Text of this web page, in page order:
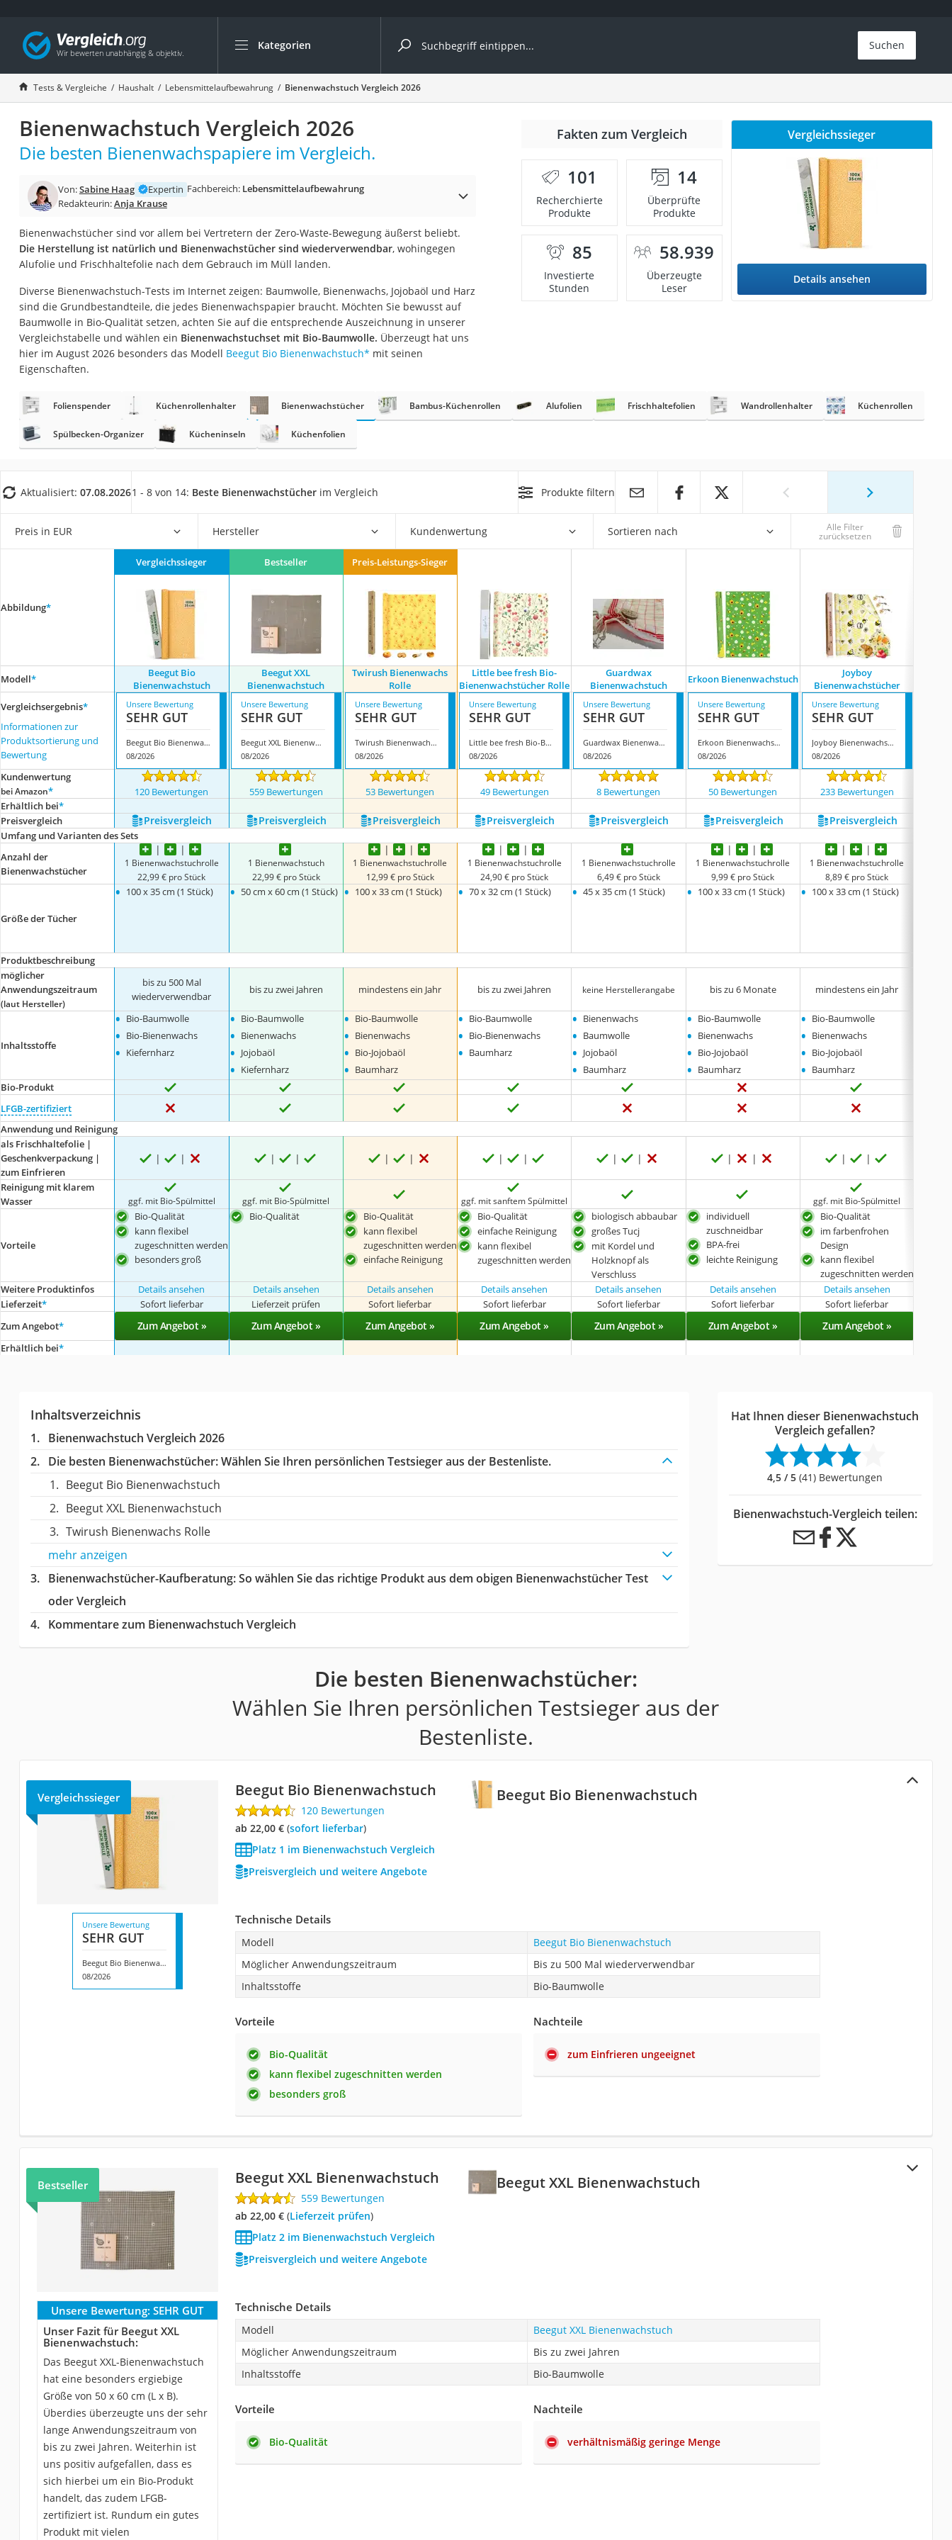
Kategorien
Die beliebtesten Vergleiche nach Kategorie
Haushalt
Wassersprudler
Zentralstaubsauger
Brotbackautomat
Wischroboter
Wäschespinne
Spülmaschinentabs
Akku-Staubsauger
AEG-Waschmaschine
Saug-Wisch-Roboter
Handstaubsauger
Kondenstrockner
Reiskocher
Heißwasserspender
Ecovacs-Saugroboter
Messerschärfer
Service
Suchen
Tests & Vergleiche Haushalt Lebensmittelaufbewahrung Bienenwachstuch Vergleich 2026
Bienenwachstuch Vergleich 2026
Die besten Bienenwachspapiere im Vergleich.
Von:Sabine Haag Expertin Fachbereich: Lebensmittelaufbewahrung
Redakteurin:Anja Krause
Bienenwachstücher sind vor allem bei Vertretern der Zero-Waste-Bewegung äußerst beliebt.
Die Herstellung ist natürlich und Bienenwachstücher sind wiederverwendbar, wohingegen
Alufolie und Frischhaltefolie nach dem Gebrauch im Müll landen.
Diverse Bienenwachstuch-Tests im Internet zeigen: Baumwolle, Bienenwachs, Jojobaöl und Harz
sind die Grundbestandteile, die jedes Bienenwachspapier braucht. Möchten Sie bewusst auf
Baumwolle in Bio-Qualität setzen, achten Sie auf die entsprechende Auszeichnung in unserer
Vergleichstabelle und wählen ein Bienenwachstuchset mit Bio-Baumwolle. Überzeugt hat uns
hier im August 2026 besonders das Modell Beegut Bio Bienenwachstuch* mit seinen
Eigenschaften.
Fakten zum Vergleich
101
Recherchierte
Produkte
14
Überprüfte
Produkte
85
Investierte
Stunden
58.939
Überzeugte
Leser
Vergleichssieger
Details ansehen
Folienspender Küchenrollenhalter Bienenwachstücher Bambus-Küchenrollen Alufolien Frischhaltefolien Wandrollenhalter Küchenrollen
Spülbecken-Organizer Kücheninseln Küchenfolien
Aktualisiert: 07.08.20261 - 8 von 14: Beste Bienenwachstücher im Vergleich Produkte filtern
Preis in EUR Hersteller Kundenwertung Sortieren nach Alle Filter
zurücksetzen
Abbildung*
Vergleichssieger Bestseller Preis-Leistungs-Sieger
Modell*
Beegut Bio
Bienenwachstuch
Beegut XXL
Bienenwachstuch
Twirush Bienenwachs
Rolle
Little bee fresh Bio-
Bienenwachstücher Rolle
Guardwax
Bienenwachstuch
Erkoon Bienenwachstuch
Joyboy
Bienenwachstücher
Vergleichsergebnis*
Informationen zur
Produktsortierung und
Bewertung
Unsere Bewertung
SEHR GUT
Beegut Bio Bienenwachstuch
08/2026
Unsere Bewertung
SEHR GUT
Beegut XXL Bienenwachstuch
08/2026
Unsere Bewertung
SEHR GUT
Twirush Bienenwachs Rolle
08/2026
Unsere Bewertung
SEHR GUT
Little bee fresh Bio-Bienenwachstücher Rolle
08/2026
Unsere Bewertung
SEHR GUT
Guardwax Bienenwachstuch
08/2026
Unsere Bewertung
SEHR GUT
Erkoon Bienenwachstuch
08/2026
Unsere Bewertung
SEHR GUT
Joyboy Bienenwachstücher
08/2026
Kundenwertung
bei Amazon* 120 Bewertungen 559 Bewertungen 53 Bewertungen 49 Bewertungen 8 Bewertungen 50 Bewertungen 233 Bewertungen
Erhältlich bei*
Preis­vergleich
Preis­vergleich Preis­vergleich Preis­vergleich Preis­vergleich Preis­vergleich Preis­vergleich Preis­vergleich
Umfang und Varianten des Sets
Anzahl der
Bienenwachstücher
1 Bienenwachstuchrolle
22,99 € pro Stück
1 Bienenwachstuch
22,99 € pro Stück
1 Bienenwachstuchrolle
12,99 € pro Stück
1 Bienenwachstuchrolle
24,90 € pro Stück
1 Bienenwachstuchrolle
6,49 € pro Stück
1 Bienenwachstuchrolle
9,99 € pro Stück
1 Bienenwachstuchrolle
8,89 € pro Stück
Größe der Tücher
• 100 x 35 cm (1 Stück) • 50 cm x 60 cm (1 Stück) • 100 x 33 cm (1 Stück) • 70 x 32 cm (1 Stück) • 45 x 35 cm (1 Stück) • 100 x 33 cm (1 Stück) • 100 x 33 cm (1 Stück)
Produktbeschreibung
möglicher
Anwendungszeitraum
(laut Hersteller)
bis zu 500 Mal
wiederverwendbar
bis zu zwei Jahren mindestens ein Jahr bis zu zwei Jahren keine Herstellerangabe bis zu 6 Monate mindestens ein Jahr
Inhaltsstoffe
• Bio-Baumwolle
• Bio-Bienenwachs
• Kiefernharz
• Bio-Baumwolle
• Bienenwachs
• Jojobaöl
• Kiefernharz
• Bio-Baumwolle
• Bienenwachs
• Bio-Jojobaöl
• Baumharz
• Bio-Baumwolle
• Bio-Bienenwachs
• Baumharz
• Bienenwachs
• Baumwolle
• Jojobaöl
• Baumharz
• Bio-Baumwolle
• Bienenwachs
• Bio-Jojobaöl
• Baumharz
• Bio-Baumwolle
• Bienenwachs
• Bio-Jojobaöl
• Baumharz
Bio-Produkt
LFGB-zertifiziert
Anwendung und Reinigung
als Frischhaltefolie |
Geschenkverpackung |
zum Einfrieren
Reinigung mit klarem
Wasser
ggf. mit Bio-Spülmittel ggf. mit Bio-Spülmittel ggf. mit sanftem Spülmittel ggf. mit Bio-Spülmittel
Vorteile
Bio-Qualität
kann flexibel
zugeschnitten werden
besonders groß
Bio-Qualität
Bio-Qualität
kann flexibel
zugeschnitten werden
einfache Reinigung
Bio-Qualität
einfache Reinigung
kann flexibel
zugeschnitten werden
biologisch abbaubar
großes Tucj
mit Kordel und
Holzknopf als
Verschluss
individuell
zuschneidbar
BPA-frei
leichte Reinigung
Bio-Qualität
im farbenfrohen
Design
kann flexibel
zugeschnitten werden
Weitere Produktinfos
Details ansehen Details ansehen Details ansehen Details ansehen Details ansehen Details ansehen
Details ansehen
Lieferzeit* Sofort lieferbar Lieferzeit prüfen Sofort lieferbar Sofort lieferbar Sofort lieferbar Sofort lieferbar Sofort lieferbar
Zum Angebot* Zum Angebot » Zum Angebot » Zum Angebot » Zum Angebot » Zum Angebot » Zum Angebot » Zum Angebot »
Erhältlich bei*
Inhaltsverzeichnis
Bienenwachstuch Vergleich 2026
Die besten Bienenwachstücher:Wählen Sie Ihren persönlichen Testsieger aus der Bestenliste.
Beegut Bio Bienenwachstuch
Beegut XXL Bienenwachstuch
Twirush Bienenwachs Rolle
mehr anzeigen
Bienenwachstücher-Kaufberatung: So wählen Sie das richtige Produkt aus dem obigen Bienenwachstücher Test
oder Vergleich
Kommentare zum Bienenwachstuch Vergleich
Hat Ihnen dieser Bienenwachstuch
Vergleich gefallen?
4,5 / 5 (41) Bewertungen
Bienenwachstuch-Vergleich teilen:
Die besten Bienenwachstücher:
Wählen Sie Ihren persönlichen Testsieger aus der
Bestenliste.
Beegut Bio Bienenwachstuch
Vergleichssieger Beegut Bio Bienenwachstuch
120 Bewertungen
ab 22,00 €( Sofort lieferbar)
Platz 1 im Bienenwachstuch Vergleich
Preisvergleich und weitere Angebote
Unsere Bewertung
SEHR GUT
Beegut Bio Bienenwachstuch
08/2026
Technische Details
Modell
Beegut Bio Bienenwachstuch
Möglicher Anwendungszeitraum
Bis zu 500 Mal wiederverwendbar
Inhaltsstoffe
Bio-Baumwolle
Vorteile
Bio-Qualität
kann flexibel zugeschnitten werden
besonders groß
Nachteile
zum Einfrieren ungeeignet
Beegut XXL Bienenwachstuch
Bestseller Beegut XXL Bienenwachstuch
559 Bewertungen
ab 22,00 €(Lieferzeit prüfen)
Platz 2 im Bienenwachstuch Vergleich
Preisvergleich und weitere Angebote
Unsere Bewertung: SEHR GUT
Unser Fazit für Beegut XXL
Bienenwachstuch:
Das Beegut XXL-Bienenwachstuch
hat eine besonders ergiebige
Größe von 50 x 60 cm (L x B).
Überdies überzeugte uns der sehr
lange Anwendungszeitraum von
bis zu zwei Jahren. Weiterhin ist
uns positiv aufgefallen, dass es
sich hierbei um ein Bio-Produkt
handelt, das zudem LFGB-
zertifiziert ist. Rundum ein gutes
Produkt mit vielen
Technische Details
Modell
Beegut XXL Bienenwachstuch
Möglicher Anwendungszeitraum
Bis zu zwei Jahren
Inhaltsstoffe
Bio-Baumwolle
Vorteile
Bio-Qualität
Nachteile
verhältnismäßig geringe Menge